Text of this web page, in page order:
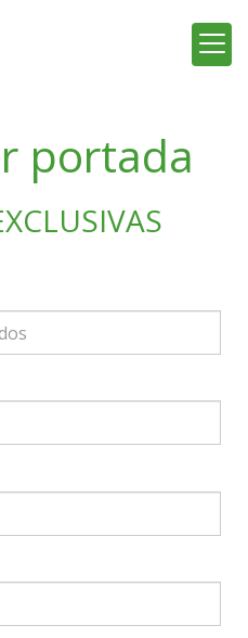
portada